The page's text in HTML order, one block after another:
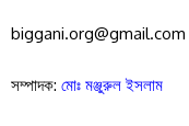
biggani.org@gmail.com
সম্পাদক: মোঃ মঞ্জুরুল ইসলাম